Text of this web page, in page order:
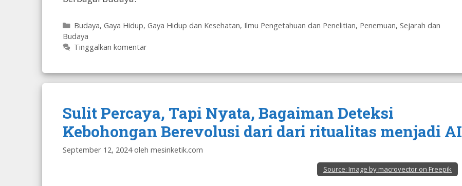
Kategori
Budaya, Gaya Hidup, Gaya Hidup dan Kesehatan, Ilmu Pengetahuan dan Penelitian, Penemuan, Sejarah dan
Budaya
Tinggalkan komentar
Sulit Percaya, Tapi Nyata, Bagaiman Deteksi
Kebohongan Berevolusi dari dari ritualitas menjadi AI
September 12, 2024 oleh mesinketik.com
Source: Image by macrovector on Freepik